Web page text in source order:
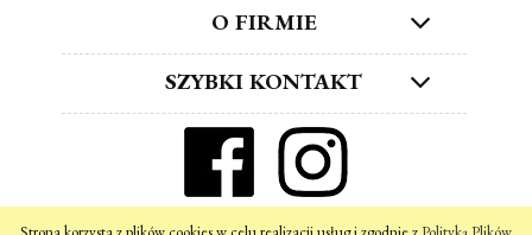
O FIRMIE
SZYBKI KONTAKT